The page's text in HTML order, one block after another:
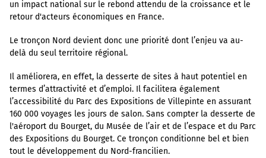
un impact national sur le rebond attendu de la croissance et le
retour d'acteurs économiques en France.
Le tronçon Nord devient donc une priorité dont l’enjeu va au-
delà du seul territoire régional.
Il améliorera, en effet, la desserte de sites à haut potentiel en
termes d’attractivité et d’emploi. Il facilitera également
l’accessibilité du Parc des Expositions de Villepinte en assurant
160 000 voyages les jours de salon. Sans compter la desserte de
l'aéroport du Bourget, du Musée de l’air et de l’espace et du Parc
des Expositions du Bourget. Ce tronçon conditionne bel et bien
tout le développement du Nord-francilien.